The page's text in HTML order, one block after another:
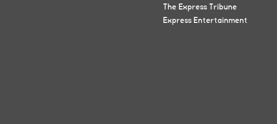
The Express Tribune
Express Entertainment